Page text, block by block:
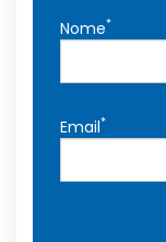
Nome*
Email*